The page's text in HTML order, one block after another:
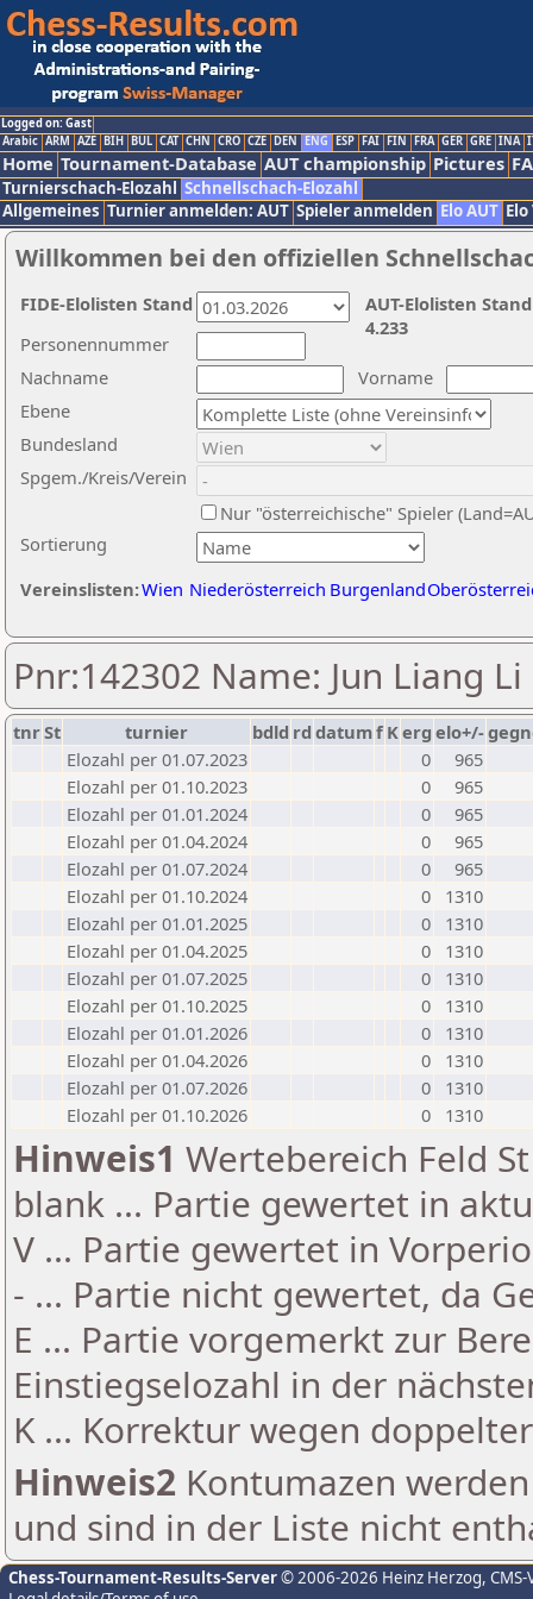
Logged on: Gast
Arabic ARM AZE BIH BUL CAT CHN CRO CZE DEN ENG ESP FAI FIN FRA GER GRE INA
Home Tournament-Database AUT championship Pictures
Turnierschach-Elozahl Schnellschach-Elozahl
Allgemeines Turnier anmelden: AUT Spieler anmelden Elo AUT
Willkommen bei den offiziellen
Nachname
Vorname
Ebene
Sortierung
Personennummer
Bundesland
Spgem./Kreis/Verein
Nur "österreichische" Spieler
Vereinslisten:Wien Niederösterreich Burgenland
AUT-Elolisten
4.233
FIDE-Elolisten Stand
Pnr:142302 Name: Jun Liang Li
tnrSt turnier bdld rd datumf Kerg elo+/-
Elozahl per 01.07.2023
0
965
Elozahl per 01.10.2023
0
965
Elozahl per 01.01.2024
0
965
Elozahl per 01.04.2024
0
965
Elozahl per 01.07.2024
0
965
Elozahl per 01.10.2024
0
1310
Elozahl per 01.01.2025
0
1310
Elozahl per 01.04.2025
0
1310
Elozahl per 01.07.2025
0
1310
Elozahl per 01.10.2025
0
1310
Elozahl per 01.01.2026
0
1310
Elozahl per 01.04.2026
0
1310
Elozahl per 01.07.2026
0
1310
Elozahl per 01.10.2026
0 1310
Hinweis1 Wertebereich Feld
blank ... Partie gewertet in
V ... Partie gewertet in
- ... Partie nicht gewertet, da
E ... Partie vorgemerkt zur
Einstiegselozahl in der
K ... Korrektur wegen
Hinweis2 Kontumazen
und sind in der Liste nicht
Chess-Tournament-Results-Server© 2006-2026 Heinz Herzog,